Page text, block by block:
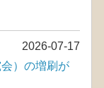
2026-07-17
）の増刷が